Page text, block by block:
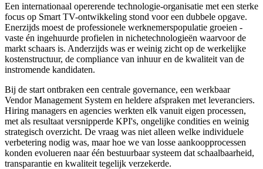
Een internationaal opererende technologie-organisatie met een sterke
focus op Smart TV-ontwikkeling stond voor een dubbele opgave.
Enerzijds moest de professionele werknemerspopulatie groeien -
vaste én ingehuurde profielen in nichetechnologieën waarvoor de
markt schaars is. Anderzijds was er weinig zicht op de werkelijke
kostenstructuur, de compliance van inhuur en de kwaliteit van de
instromende kandidaten.
Bij de start ontbraken een centrale governance, een werkbaar
Vendor Management System en heldere afspraken met leveranciers.
Hiring managers en agencies werkten elk vanuit eigen processen,
met als resultaat versnipperde KPI's, ongelijke condities en weinig
strategisch overzicht. De vraag was niet alleen welke individuele
verbetering nodig was, maar hoe we van losse aankoopprocessen
konden evolueren naar één bestuurbaar systeem dat schaalbaarheid,
transparantie en kwaliteit tegelijk verzekerde.